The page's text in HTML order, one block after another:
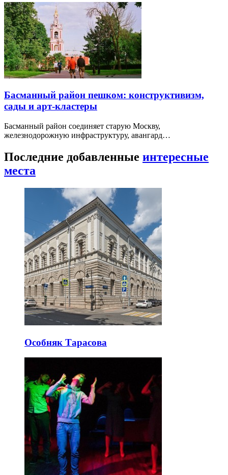
Басманный район пешком: конструктивизм,
сады и арт-кластеры
Басманный район соединяет старую Москву,
железнодорожную инфраструктуру, авангард…
Последние добавленные интересные
места
Особняк Тарасова